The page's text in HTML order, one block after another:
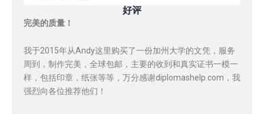
好评
完美的质量！
我于2015年从Andy这里购买了一份加州大学的文凭，服务
周到，制作完美，全球包邮，主要的收到和真实证书一模一
样，包括印章，纸张等等，万分感谢diplomashelp.com，我
强烈向各位推荐他们！